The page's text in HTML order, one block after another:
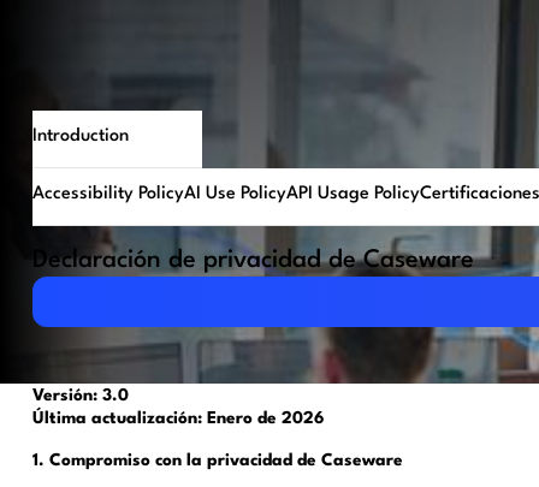
Introduction
Accessibility PolicyAI Use PolicyAPI Usage Policy
Declaración de privacidad de Caseware
Download PDF
Versión: 3.0
Última actualización: Enero de 2026
1. Compromiso con la privacidad de Caseware